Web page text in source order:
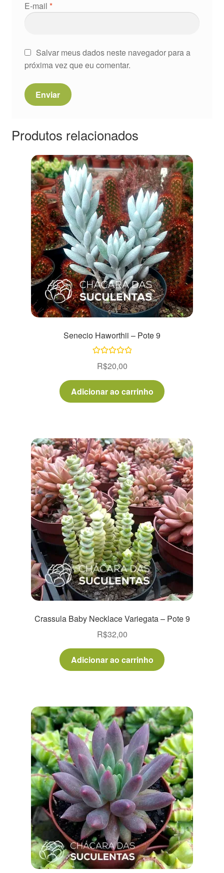
E-mail *
Salvar meus dados neste navegador para a
próxima vez que eu comentar.
Produtos relacionados
Senecio Haworthii – Pote 9
5.00de 5
R$20,00
Adicionar ao carrinho
Crassula Baby Necklace Variegata – Pote 9
R$32,00
Adicionar ao carrinho